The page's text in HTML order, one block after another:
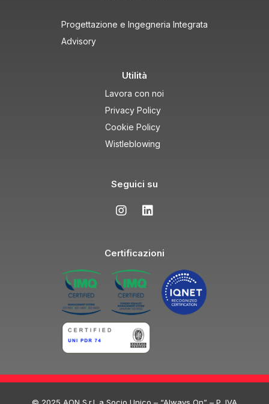
Progettazione e Ingegneria Integrata
Advisory
Utilità
Lavora con noi
Privacy Policy
Cookie Policy
Wistleblowing
Seguici su
Certificazioni